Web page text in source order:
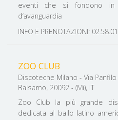
eventi che si fondono in
d’avanguardia
INFO E PRENOTAZIONI:
ZOO CLUB
Discoteche Milano - Via
Balsamo, 20092 - (Mi), IT
Zoo Club la più grande
dedicata al ballo latino